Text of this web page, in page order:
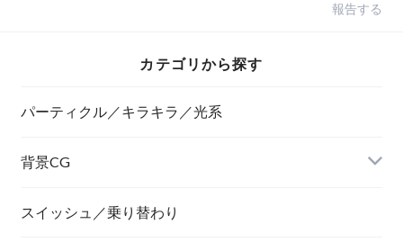
報告する
カテゴリから探す
パーティクル／キラキラ／光系
背景CG
ニュース風
スイッシュ／乗り替わり